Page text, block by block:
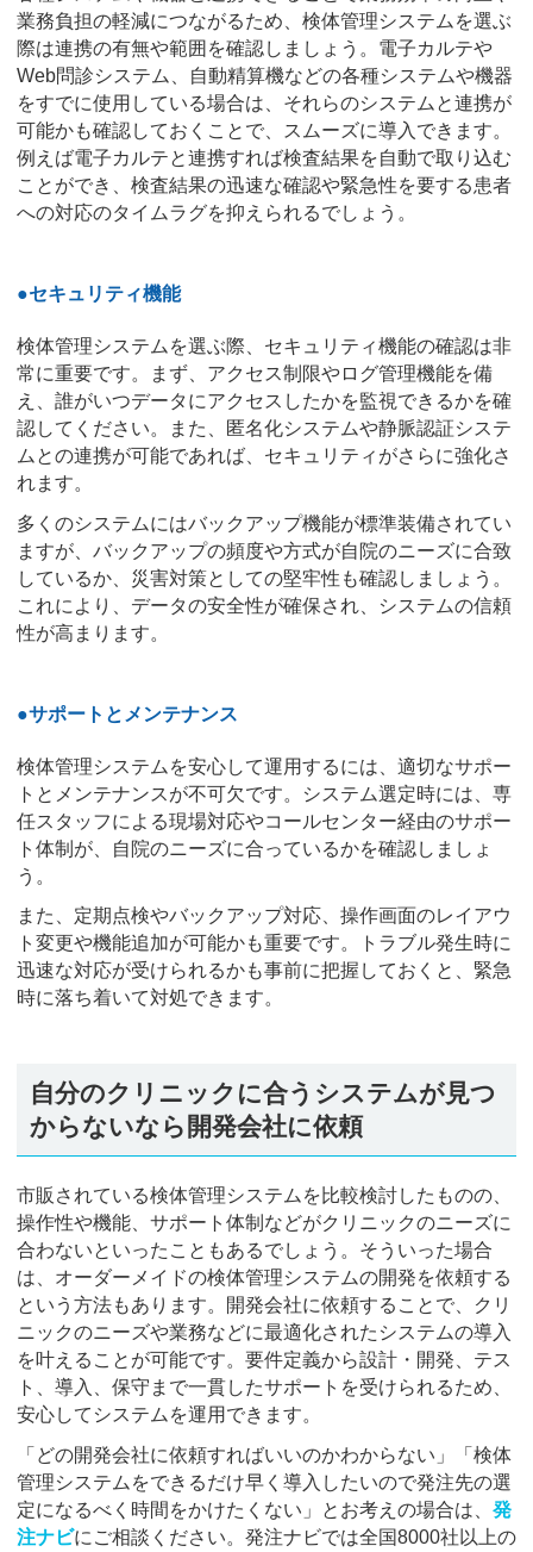
業務負担の軽減につながるため、検体管理システムを選ぶ
際は連携の有無や範囲を確認しましょう。電子カルテや
Web問診システム、自動精算機などの各種システムや機器
をすでに使用している場合は、それらのシステムと連携が
可能かも確認しておくことで、スムーズに導入できます。
例えば電子カルテと連携すれば検査結果を自動で取り込む
ことができ、検査結果の迅速な確認や緊急性を要する患者
への対応のタイムラグを抑えられるでしょう。
●セキュリティ機能
検体管理システムを選ぶ際、セキュリティ機能の確認は非
常に重要です。まず、アクセス制限やログ管理機能を備
え、誰がいつデータにアクセスしたかを監視できるかを確
認してください。また、匿名化システムや静脈認証システ
ムとの連携が可能であれば、セキュリティがさらに強化さ
れます。
多くのシステムにはバックアップ機能が標準装備されてい
ますが、バックアップの頻度や方式が自院のニーズに合致
しているか、災害対策としての堅牢性も確認しましょう。
これにより、データの安全性が確保され、システムの信頼
性が高まります。
●サポートとメンテナンス
検体管理システムを安心して運用するには、適切なサポー
トとメンテナンスが不可欠です。システム選定時には、専
任スタッフによる現場対応やコールセンター経由のサポー
ト体制が、自院のニーズに合っているかを確認しましょ
う。
また、定期点検やバックアップ対応、操作画面のレイアウ
ト変更や機能追加が可能かも重要です。トラブル発生時に
迅速な対応が受けられるかも事前に把握しておくと、緊急
時に落ち着いて対処できます。
自分のクリニックに合うシステムが見つ
からないなら開発会社に依頼
市販されている検体管理システムを比較検討したものの、
操作性や機能、サポート体制などがクリニックのニーズに
合わないといったこともあるでしょう。そういった場合
は、オーダーメイドの検体管理システムの開発を依頼する
という方法もあります。開発会社に依頼することで、クリ
ニックのニーズや業務などに最適化されたシステムの導入
を叶えることが可能です。要件定義から設計・開発、テス
ト、導入、保守まで一貫したサポートを受けられるため、
安心してシステムを運用できます。
「どの開発会社に依頼すればいいのかわからない」「検体
管理システムをできるだけ早く導入したいので発注先の選
定になるべく時間をかけたくない」とお考えの場合は、 発
注ナビにご相談ください。発注ナビでは全国8000社以上の